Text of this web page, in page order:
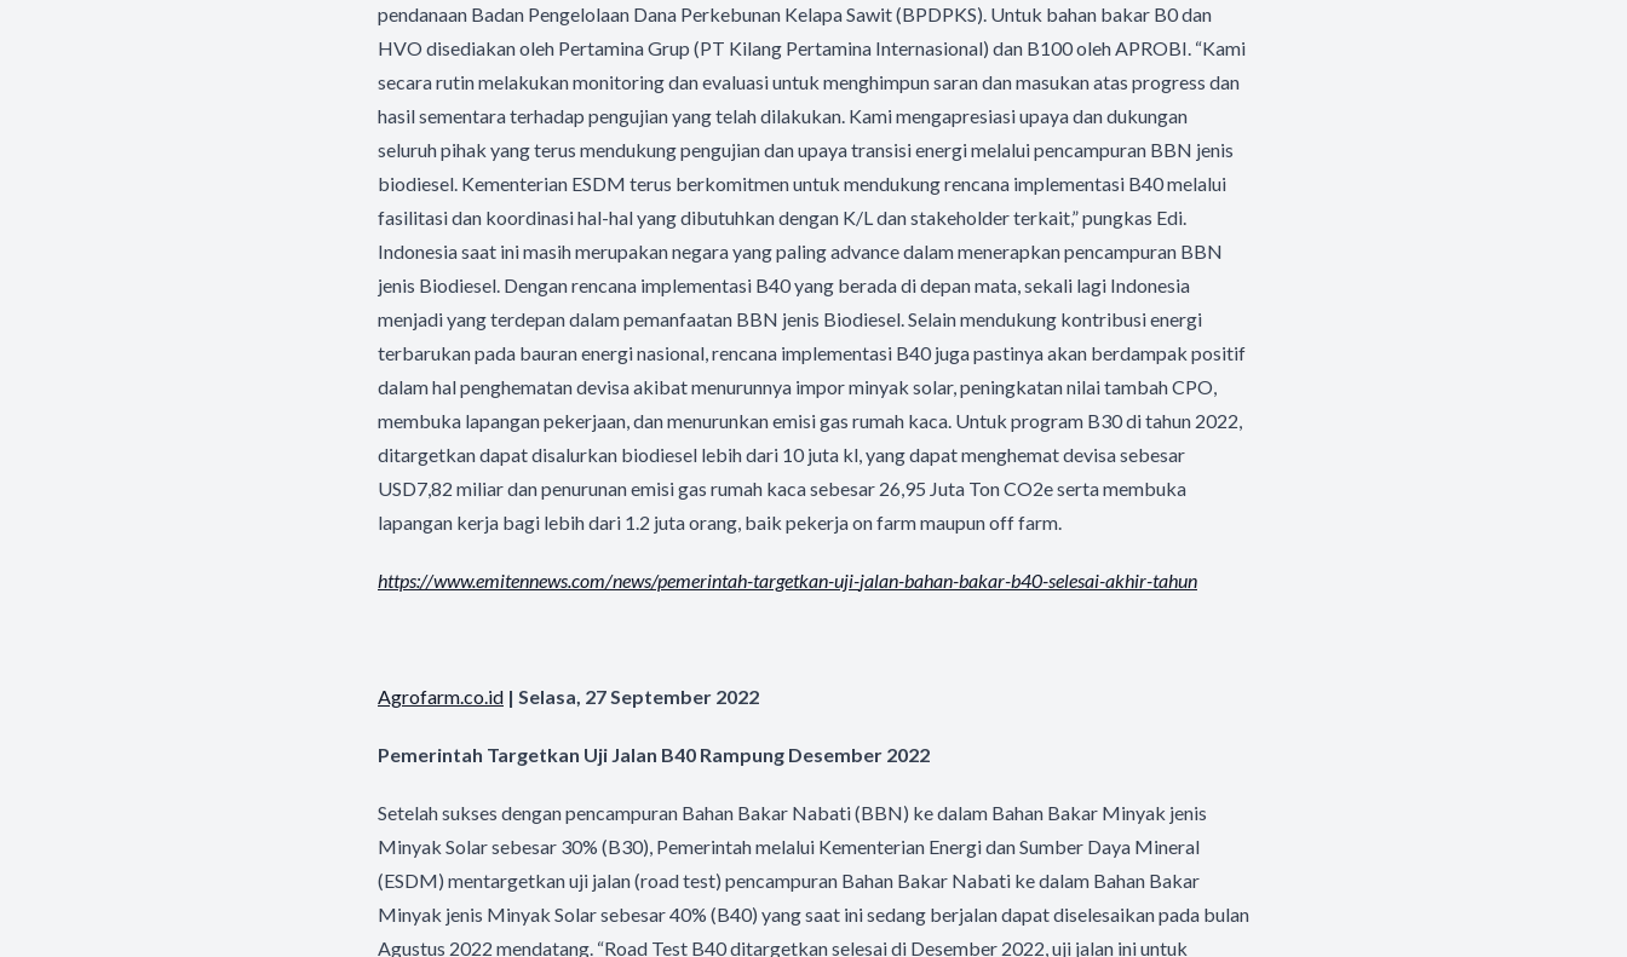
pendanaan Badan Pengelolaan Dana Perkebunan Kelapa Sawit (BPDPKS). Untuk bahan bakar B0 dan
HVO disediakan oleh Pertamina Grup (PT Kilang Pertamina Internasional) dan B100 oleh APROBI. “Kami
secara rutin melakukan monitoring dan evaluasi untuk menghimpun saran dan masukan atas progress dan
hasil sementara terhadap pengujian yang telah dilakukan. Kami mengapresiasi upaya dan dukungan
seluruh pihak yang terus mendukung pengujian dan upaya transisi energi melalui pencampuran BBN jenis
biodiesel. Kementerian ESDM terus berkomitmen untuk mendukung rencana implementasi B40 melalui
fasilitasi dan koordinasi hal-hal yang dibutuhkan dengan K/L dan stakeholder terkait,” pungkas Edi.
Indonesia saat ini masih merupakan negara yang paling advance dalam menerapkan pencampuran BBN
jenis Biodiesel. Dengan rencana implementasi B40 yang berada di depan mata, sekali lagi Indonesia
menjadi yang terdepan dalam pemanfaatan BBN jenis Biodiesel. Selain mendukung kontribusi energi
terbarukan pada bauran energi nasional, rencana implementasi B40 juga pastinya akan berdampak positif
dalam hal penghematan devisa akibat menurunnya impor minyak solar, peningkatan nilai tambah CPO,
membuka lapangan pekerjaan, dan menurunkan emisi gas rumah kaca. Untuk program B30 di tahun 2022,
ditargetkan dapat disalurkan biodiesel lebih dari 10 juta kl, yang dapat menghemat devisa sebesar
USD7,82 miliar dan penurunan emisi gas rumah kaca sebesar 26,95 Juta Ton CO2e serta membuka
lapangan kerja bagi lebih dari 1.2 juta orang, baik pekerja on farm maupun off farm.
https://www.emitennews.com/news/pemerintah-targetkan-uji-jalan-bahan-bakar-b40-selesai-akhir-tahun
Agrofarm.co.id | Selasa, 27 September 2022
Pemerintah Targetkan Uji Jalan B40 Rampung Desember 2022
Setelah sukses dengan pencampuran Bahan Bakar Nabati (BBN) ke dalam Bahan Bakar Minyak jenis
Minyak Solar sebesar 30% (B30), Pemerintah melalui Kementerian Energi dan Sumber Daya Mineral
(ESDM) mentargetkan uji jalan (road test) pencampuran Bahan Bakar Nabati ke dalam Bahan Bakar
Minyak jenis Minyak Solar sebesar 40% (B40) yang saat ini sedang berjalan dapat diselesaikan pada bulan
Agustus 2022 mendatang. “Road Test B40 ditargetkan selesai di Desember 2022, uji jalan ini untuk